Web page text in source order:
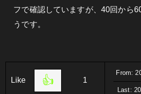
フで確認していますが、40回から
うです。
Like 👍 1
From:
Last: